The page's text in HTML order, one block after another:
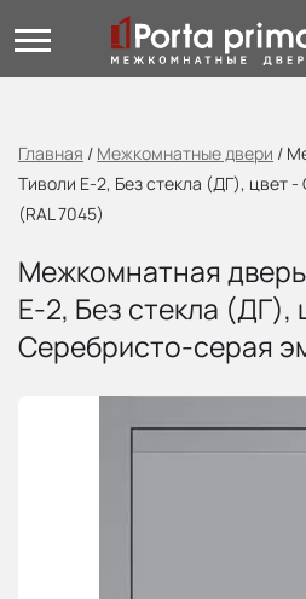
Главная / Межкомнатные двери /
Тиволи Е-2, Без стекла (ДГ), цвет
(RAL 7045)
Межкомнатная
Е-2, Без стекла (ДГ),
Серебристо-серая